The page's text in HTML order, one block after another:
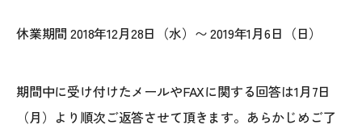
休業期間 2018年12月28日（水）〜 2019年1月6日（日）
期間中に受け付けたメールやFAXに関する回答は1月7日
（月）より順次ご返答させて頂きます。あらかじめご了